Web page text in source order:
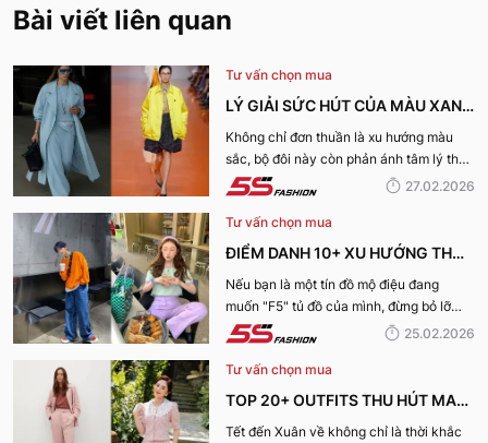
Bài viết liên quan
Tư vấn chọn mua
LÝ GIẢI SỨC HÚT CỦA MÀU XANH
DƯƠNG LẠNH VÀ VÀNG ACACIA
CHO XU HƯỚNG XUÂN HÈ 2026
Không chỉ đơn thuần là xu hướng màu
sắc, bộ đôi này còn phản ánh tâm lý thời
đại và nhu cầu thể hiện cá tính rõ nét
hơn bao giờ hết. Hãy cùng 5S Fashion lý
giải sức hút của màu Xanh dương lạnh và
vàng Acacia cho xu hướng Xuân Hè
27.02.2026
Tư vấn chọn mua
ĐIỂM DANH 10+ XU HƯỚNG THỜI
TRANG HOT NHẤT XUÂN HÈ
2026: SỰ TRỖI DẬY CỦA PHONG
CÁCH CÁ NHÂN
Nếu bạn là một tín đồ mộ điệu đang
muốn "F5" tủ đồ của mình, đừng bỏ lỡ
những gợi ý của 5S Fashion về những xu
hướng xuân hè 2026 dẫn đầu dưới đây.
25.02.2026
Tư vấn chọn mua
TOP 20+ OUTFITS THU HÚT MAY
MẮN, TÀI LỘC "HỢP VÍA" KHAI
Tết đến Xuân về không chỉ là thời khắc